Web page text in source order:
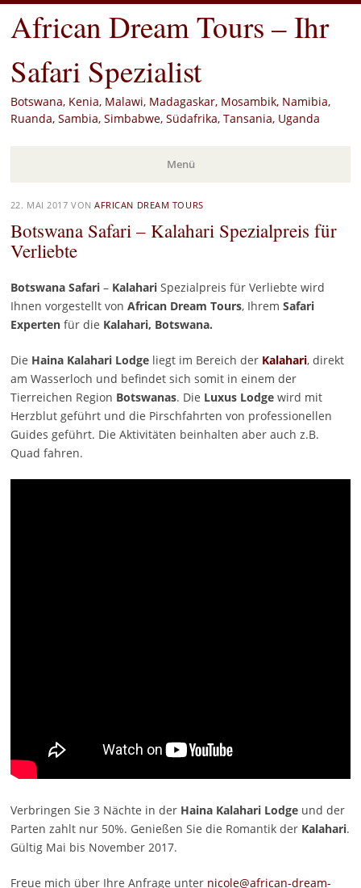
African Dream Tours – Ihr
Safari Spezialist
Botswana, Kenia, Malawi, Madagaskar, Mosambik, Namibia,
Ruanda, Sambia, Simbabwe, Südafrika, Tansania, Uganda
Menü
Zum
Inhalt
springen
22. MAI 2017 VONAFRICAN DREAM TOURS
Botswana Safari – Kalahari Spezialpreis für
Verliebte
Botswana Safari– KalahariSpezialpreis für Verliebte wird
Ihnen vorgestellt von African Dream Tours, Ihrem Safari
Expertenfür die Kalahari, Botswana.
Die Haina Kalahari Lodgeliegt im Bereich der Kalahari, direkt
am Wasserloch und befindet sich somit in einem der
Tierreichen Region Botswanas. Die Luxus Lodgewird mit
Herzblut geführt und die Pirschfahrten von professionellen
Guides geführt. Die Aktivitäten beinhalten aber auch z.B.
Quad fahren.
Verbringen Sie 3 Nächte in der Haina Kalahari Lodgeund der
Parten zahlt nur 50%. Genießen Sie die Romantik der Kalahari.
Gültig Mai bis November 2017.
Freue mich über Ihre Anfrage unter nicole@african-dream-